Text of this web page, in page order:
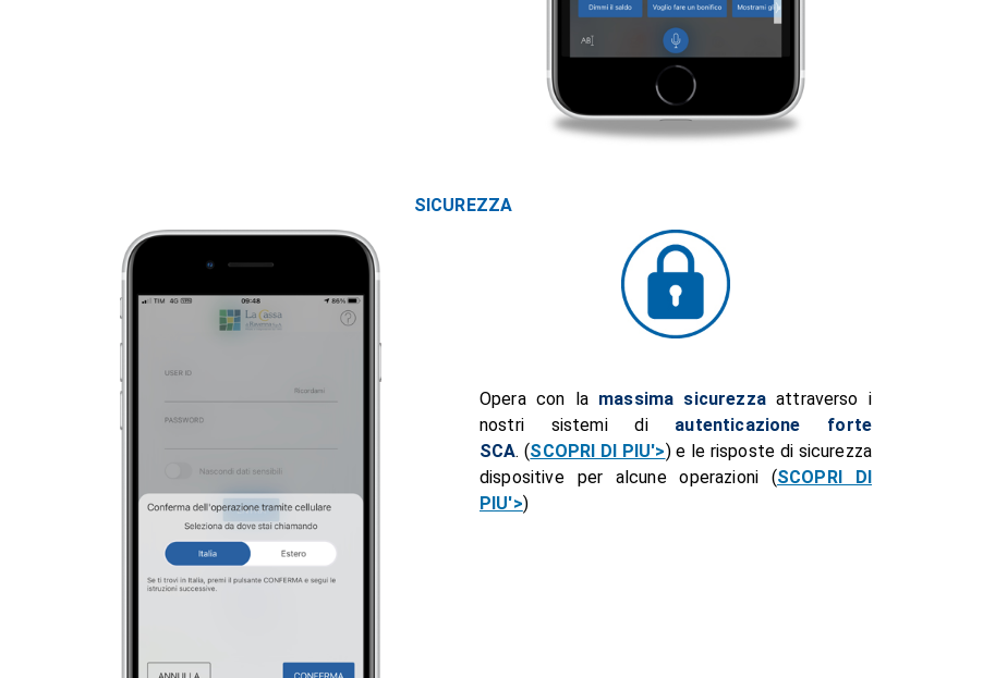
SICUREZZA
Opera con la massima sicurezzaattraverso i
nostri sistemi di autenticazione forte
SCA. (SCOPRI DI PIU'>) e le risposte di sicurezza
dispositive per alcune operazioni (SCOPRI DI
PIU'>)